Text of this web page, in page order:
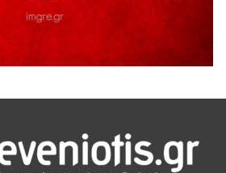
(και) δύναμη
ΣΤΟΝ ΠΡΩΤΕΑ
Συλλόγου Ταξιάρχη προς κ.